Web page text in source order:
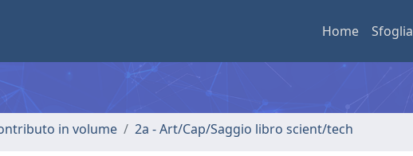
Home Sfoglia
in volume 2a - Art/Cap/Saggio libro scient/tech